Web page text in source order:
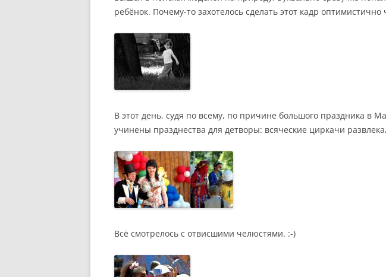
ребёнок. Почему-то захотелось сделать этот кадр
В этот день, судя по всему, по причине большого праздника в
учинены празднества для детворы: всяческие циркачи
Всё смотрелось с отвисшими челюстями. :-)